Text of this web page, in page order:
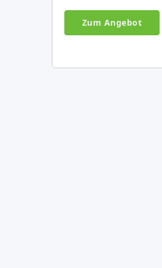
Zum Angebot